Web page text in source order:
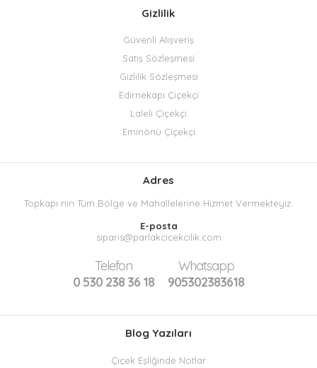
Gizlilik
Güvenli Alışveriş
Satış Sözleşmesi
Gizlilik Sözleşmesi
Edirnekapı Çiçekçi
Laleli Çiçekçi
Eminönü Çiçekçi
Adres
Topkapı nın Tüm Bölge ve Mahallelerine Hizmet Vermekteyiz.
E-posta
siparis@parlakcicekcilik.com
Telefon
0 530 238 36 18
Whatsapp
905302383618
Blog Yazıları
Çiçek Eşliğinde Notlar